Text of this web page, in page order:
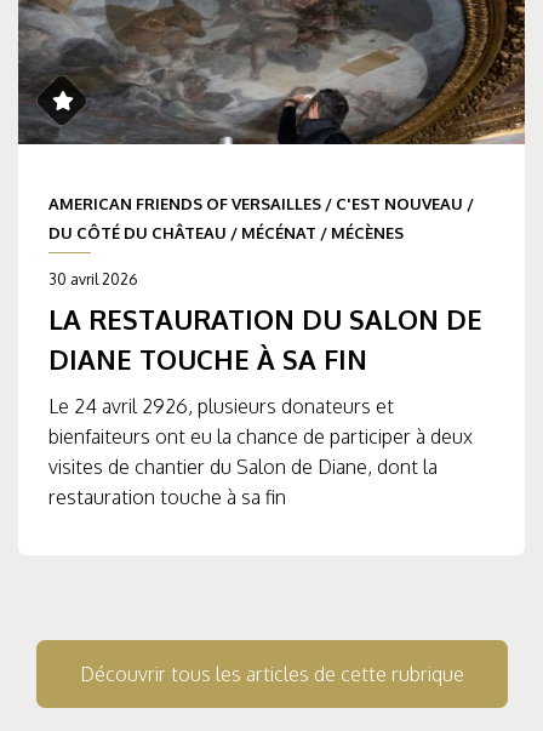
AMERICAN FRIENDS OF VERSAILLES / C'EST NOUVEAU /
DU CÔTÉ DU CHÂTEAU / MÉCÉNAT / MÉCÈNES
30 avril 2026
LA RESTAURATION DU SALON DE
DIANE TOUCHE À SA FIN
Le 24 avril 2926, plusieurs donateurs et
bienfaiteurs ont eu la chance de participer à deux
visites de chantier du Salon de Diane, dont la
restauration touche à sa fin
Découvrir tous les articles de cette rubrique